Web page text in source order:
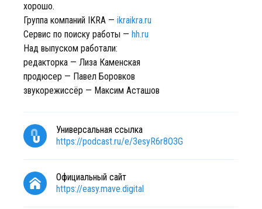
хорошо.
Группа компаний IKRA — ikraikra.ru
Сервис по поиску работы — hh.ru
Над выпуском работали:
редакторка — Лиза Каменская
продюсер — Павел Боровков
звукорежиссёр — Максим Асташов
Универсальная ссылка
https://podcast.ru/e/3esyR6r8O3G
Официальный сайт
https://easy.mave.digital